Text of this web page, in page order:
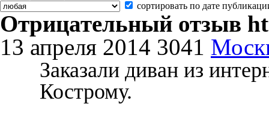
сортировать по дате
Отрицательный отзыв
13 апреля 2014 3041
Заказали диван из
Кострому.